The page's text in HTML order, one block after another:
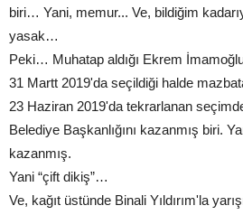
biri… Yani, memur... Ve, bildiğim
yasak…
Peki… Muhatap aldığı Ekrem
31 Martt 2019'da seçildiği halde
23 Haziran 2019'da tekrarlanan
Belediye Başkanlığını kazanmış biri.
kazanmış.
Yani “çift dikiş”…
Ve, kağıt üstünde Binali Yıldırım'la